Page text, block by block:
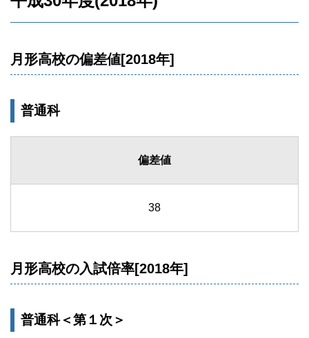
月形高校の偏差値[2018年]
普通科
偏差値
38
月形高校の入試倍率[2018年]
普通科＜第１次＞